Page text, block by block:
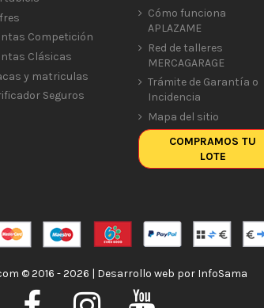
Competición
Clásicas
y matriculas
Seguros
Cómo funciona
APLAZAME
Red de talleres
MERCAGARAGE
Trámite de Garantía o
Incidencia
Mapa del sitio
COMPRAMOS TU
LOTE
© 2016 - 2026 | Desarrollo web por InfoSama